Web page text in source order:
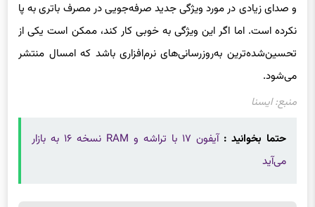
و صدای زیادی در مورد ویژگی جدید صرفه‌جویی در مصرف باتری به پا
نکرده است. اما اگر این ویژگی به خوبی کار کند، ممکن است یکی از
تحسین‌شده‌ترین به‌روزرسانی‌های نرم‌افزاری باشد که امسال منتشر
می‌شود.
منبع: ایسنا
حتما بخوانید :
آیفون ۱۷ با تراشه و RAM نسخه ۱۶ به بازار
می‌آید